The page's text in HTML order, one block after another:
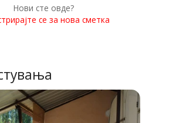
Нови сте овде?
се за нова сметка